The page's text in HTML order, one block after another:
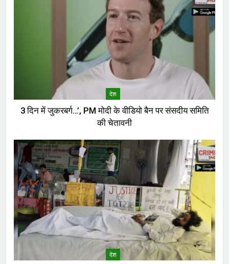
देश
3 दिन में जुकरबर्ग…’, PM मोदी के वीडियो बैन पर संसदीय समिति
की चेतावनी
देश